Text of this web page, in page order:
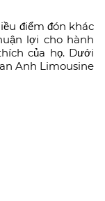
điểm đón khác
lợi cho hành
của họ. Dưới
Anh Limousine